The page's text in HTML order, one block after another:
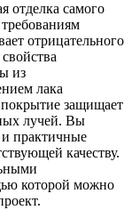
отделка самого
отрицательного
из
лака
покрытие защищает
лучей. Вы
и практичные
качеству.
которой можно